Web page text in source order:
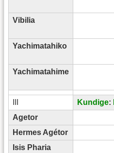
Vibilia
Yachimatahiko
Yachimatahime
Kundige:
Agetor
Hermes Agétor
Isis Pharia